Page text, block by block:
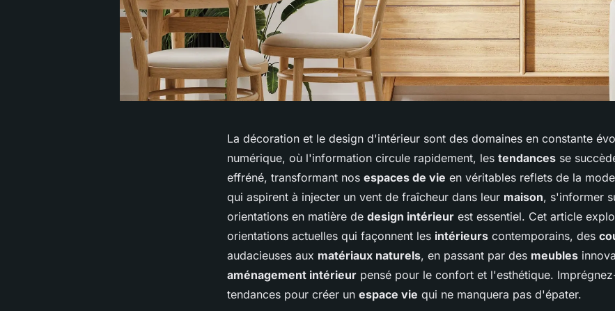
La décoration et le design d'intérieur sont des domaines en constante
numérique, où l'information circule rapidement, les tendances se
effréné, transformant nos espaces de vie en véritables reflets de la
qui aspirent à injecter un vent de fraîcheur dans leur maison, s'informer
orientations en matière de design intérieur est essentiel. Cet article
orientations actuelles qui façonnent les intérieurs contemporains, des
audacieuses aux matériaux naturels, en passant par des meubles
aménagement intérieur pensé pour le confort et l'esthétique.
tendances pour créer un espace vie qui ne manquera pas d'épater.